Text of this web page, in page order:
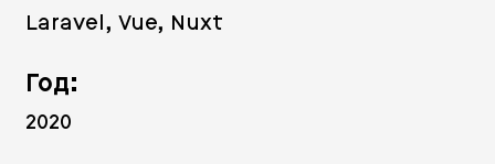
Laravel, Vue, Nuxt
Год:
2020